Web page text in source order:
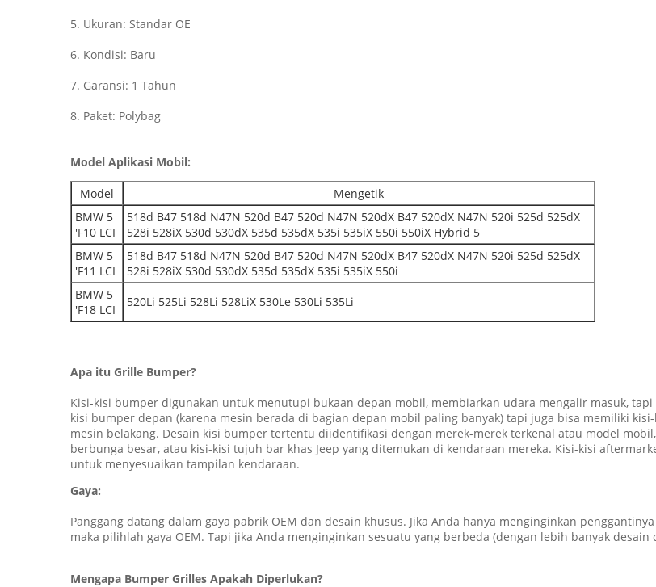
5. Ukuran: Standar OE
6. Kondisi: Baru
7. Garansi: 1 Tahun
8. Paket: Polybag
Model Aplikasi Mobil:
Model
Mengetik
BMW 5
'F10 LCI
518d B47 518d N47N 520d B47 520d N47N 520dX B47 520dX N47N 520i 525d 525dX
528i 528iX 530d 530dX 535d 535dX 535i 535iX 550i 550iX Hybrid 5
BMW 5
'F11 LCI
518d B47 518d N47N 520d B47 520d N47N 520dX B47 520dX N47N 520i 525d 525dX
528i 528iX 530d 530dX 535d 535dX 535i 535iX 550i
BMW 5
'F18 LCI
520Li 525Li 528Li 528LiX 530Le 530Li 535Li
Apa itu Grille Bumper?
Kisi-kisi bumper digunakan untuk menutupi bukaan depan mobil, membiarkan udara mengalir masuk,
kisi bumper depan (karena mesin berada di bagian depan mobil paling banyak) tapi juga bisa memiliki
mesin belakang. Desain kisi bumper tertentu diidentifikasi dengan merek-merek terkenal atau model
berbunga besar, atau kisi-kisi tujuh bar khas Jeep yang ditemukan di kendaraan mereka. Kisi-kisi
untuk menyesuaikan tampilan kendaraan.
Gaya:
Panggang datang dalam gaya pabrik OEM dan desain khusus. Jika Anda hanya menginginkan
maka pilihlah gaya OEM. Tapi jika Anda menginginkan sesuatu yang berbeda (dengan lebih banyak
Mengapa Bumper Grilles Apakah Diperlukan?